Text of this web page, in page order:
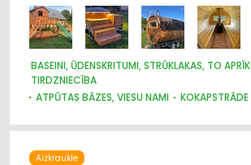
BASEINI, ŪDENSKRITUMI, STRŪKLAKAS, TO
TIRDZNIECĪBA
ATPŪTAS BĀZES, VIESU NAMI
KOKAPSTRĀDE
MĒBEĻU RAŽOŠANA, MĒBEĻU SAGATAVES
MĒBEĻU TIRDZNIECĪBA
Aizkraukle